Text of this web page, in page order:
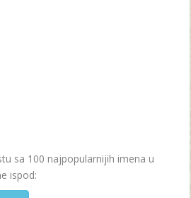
sa 100 najpopularnijih imena u
ispod: